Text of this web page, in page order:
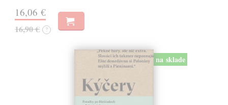
16,06 €
16,90 € ?
na sklade